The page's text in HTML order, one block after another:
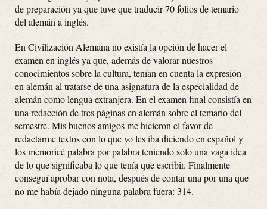
de preparación ya que tuve que traducir 70 folios de temario
del alemán a inglés.
En Civilización Alemana no existía la opción de hacer el
examen en inglés ya que, además de valorar nuestros
conocimientos sobre la cultura, tenían en cuenta la expresión
en alemán al tratarse de una asignatura de la especialidad de
alemán como lengua extranjera. En el examen final consistía en
una redacción de tres páginas en alemán sobre el temario del
semestre. Mis buenos amigos me hicieron el favor de
redactarme textos con lo que yo les iba diciendo en español y
los memoricé palabra por palabra teniendo solo una vaga idea
de lo que significaba lo que tenía que escribir. Finalmente
conseguí aprobar con nota, después de contar una por una que
no me había dejado ninguna palabra fuera: 314.